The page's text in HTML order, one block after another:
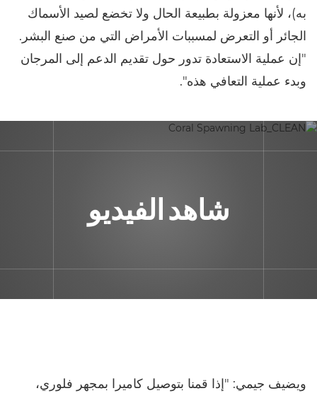
به)، لأنها معزولة بطبيعة الحال ولا تخضع لصيد الأسماك
الجائر أو التعرض لمسببات الأمراض التي من صنع البشر.
"إن عملية الاستعادة تدور حول تقديم الدعم إلى المرجان
وبدء عملية التعافي هذه".
شاهد الفيديو
ويضيف جيمي: "إذا قمنا بتوصيل كاميرا بمجهر فلوري،